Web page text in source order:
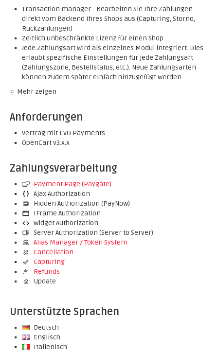
Transaction manager - Bearbeiten Sie Ihre Zahlungen
direkt vom Backend Ihres Shops aus (Capturing, Storno,
Rückzahlungen)
Zeitlich unbeschränkte Lizenz für einen Shop
Jede Zahlungsart wird als einzelnes Modul integriert. Dies
erlaubt spezifische Einstellungen für jede Zahlungsart
(Zahlungszone, Bestellstatus, etc.). Neue Zahlungsarten
können zudem später einfach hinzugefügt werden.
Mehr zeigen
Anforderungen
Vertrag mit EVO Payments
OpenCart v3.x.x
Zahlungsverarbeitung
Payment Page (Paygate)
Ajax Authorization
Hidden Authorization (PayNow)
IFrame Authorization
Widget Authorization
Server Authorization (Server to Server)
Alias Manager / Token System
Cancellation
Capturing
Refunds
Update
Unterstützte Sprachen
Deutsch
Englisch
Italienisch